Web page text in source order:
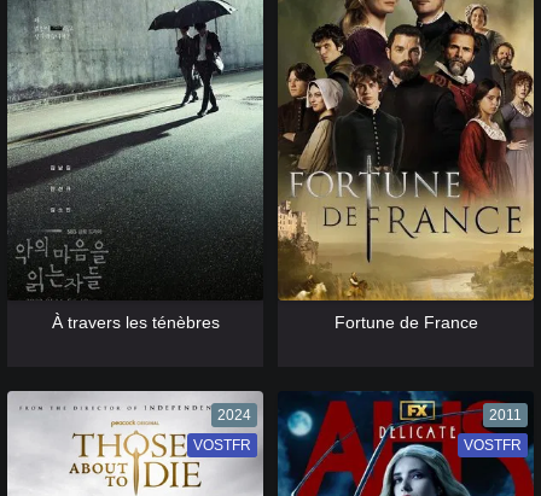
À travers les ténèbres Fortune de France
2024
VF
VOSTFR
2011
VF
VOSTFR